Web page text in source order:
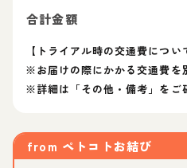
合計金額
【トライアル時の交通費につい
※お届けの際にかかる交通費を
※詳細は「その他・備考」をご
from ペトコトお結び